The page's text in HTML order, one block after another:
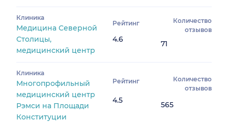
Клиника
Медицина Северной
Столицы,
медицинский центр
Рейтинг
4.6
Количество
отзывов
71
Клиника
Многопрофильный
медицинский центр
Рэмси на Площади
Конституции
Рейтинг
4.5
Количество
отзывов
565